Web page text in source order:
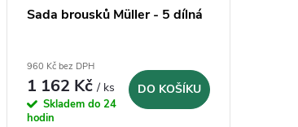
Sada brousků Müller - 5 dílná
960 Kč bez DPH
1 162 Kč/ ks
Skladem do 24
hodin
DO KOŠÍKU